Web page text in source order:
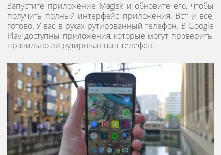
Запустите приложение Magisk и обновите его, чтобы
получить полный интерфейс приложения. Вот и все,
готово. У вас в руках рутированный телефон. В Google
Play доступны приложения, которые могут проверить,
правильно ли рутирован ваш телефон.